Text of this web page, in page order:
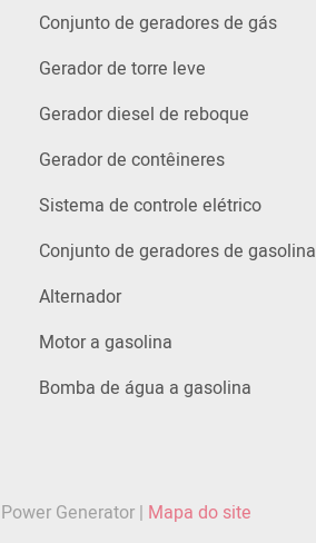
Conjunto de geradores de gás
Gerador de torre leve
Gerador diesel de reboque
Gerador de contêineres
Sistema de controle elétrico
Conjunto de geradores de gasolina
Alternador
Motor a gasolina
Bomba de água a gasolina
Generator | Mapa do site